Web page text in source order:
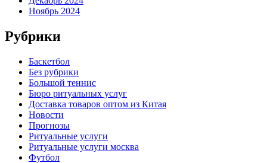
Ноябрь 2024
Рубрики
Баскетбол
Без рубрики
Большой теннис
Бюро ритуальных услуг
Доставка товаров оптом из Китая
Новости
Прогнозы
Ритуальные услуги
Ритуальные услуги москва
Футбол